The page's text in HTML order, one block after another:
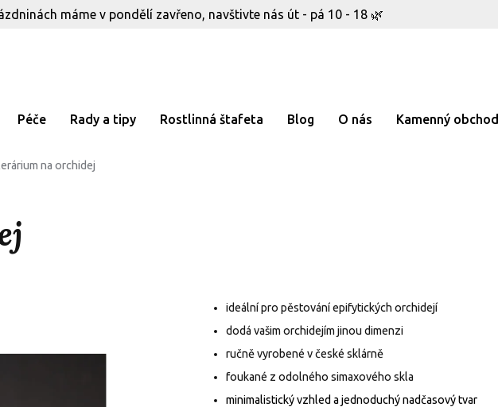
máme v pondělí zavřeno, navštivte nás út - pá 10 - 18 🌿
Péče Rady a tipy Rostlinná štafeta Blog O nás Kamenný obchod
na orchidej
ideální pro pěstování epifytických orchidejí
dodá vašim orchidejím jinou dimenzi
ručně vyrobené v české sklárně
foukané z odolného simaxového skla
minimalistický vzhled a jednoduchý nadčasový tvar